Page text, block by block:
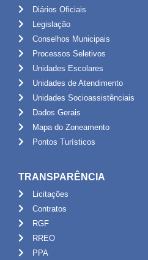
Diários Oficiais
Legislação
Conselhos Municipais
Processos Seletivos
Unidades Escolares
Unidades de Atendimento
Unidades Socioassistênciais
Dados Gerais
Mapa do Zoneamento
Pontos Turísticos
TRANSPARÊNCIA
Licitações
Contratos
RGF
RREO
PPA